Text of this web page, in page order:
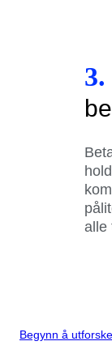
3.
alle
Begynn å utforske